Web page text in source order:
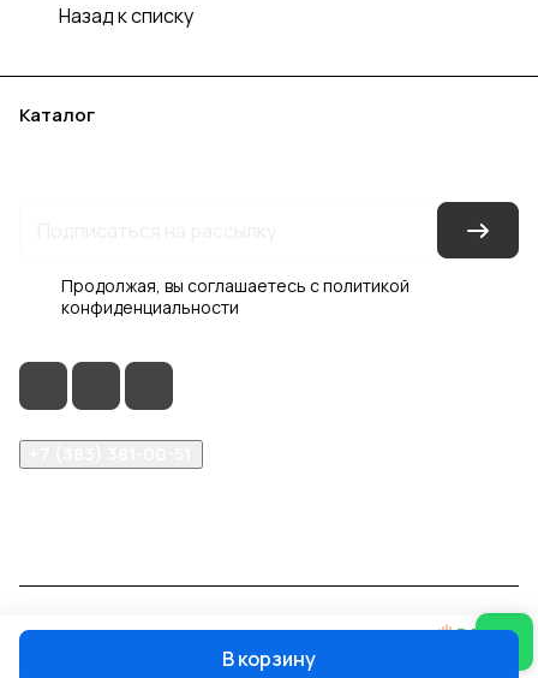
В корзину
Назад к списку
Каталог
Продолжая, вы соглашаетесь сполитикой
конфиденциальности
© 2026 Интер-Двери